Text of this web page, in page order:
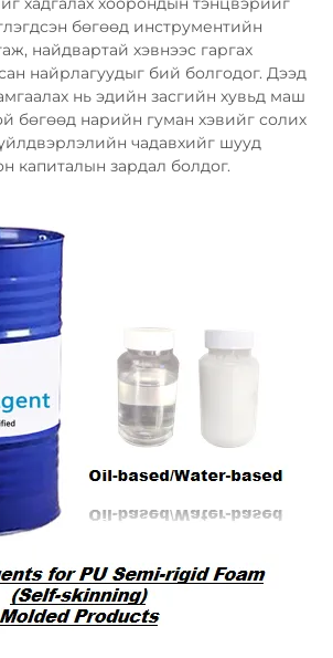
бөгөөд инструментийн
найдвартай хэвнээс гаргах
найрлагуудыг бий болгодог. Дээд
нь эдийн засгийн хувьд маш
бөгөөд нарийн гуман хэвийг солих
чадавхийг шууд
капиталын зардал болдог.